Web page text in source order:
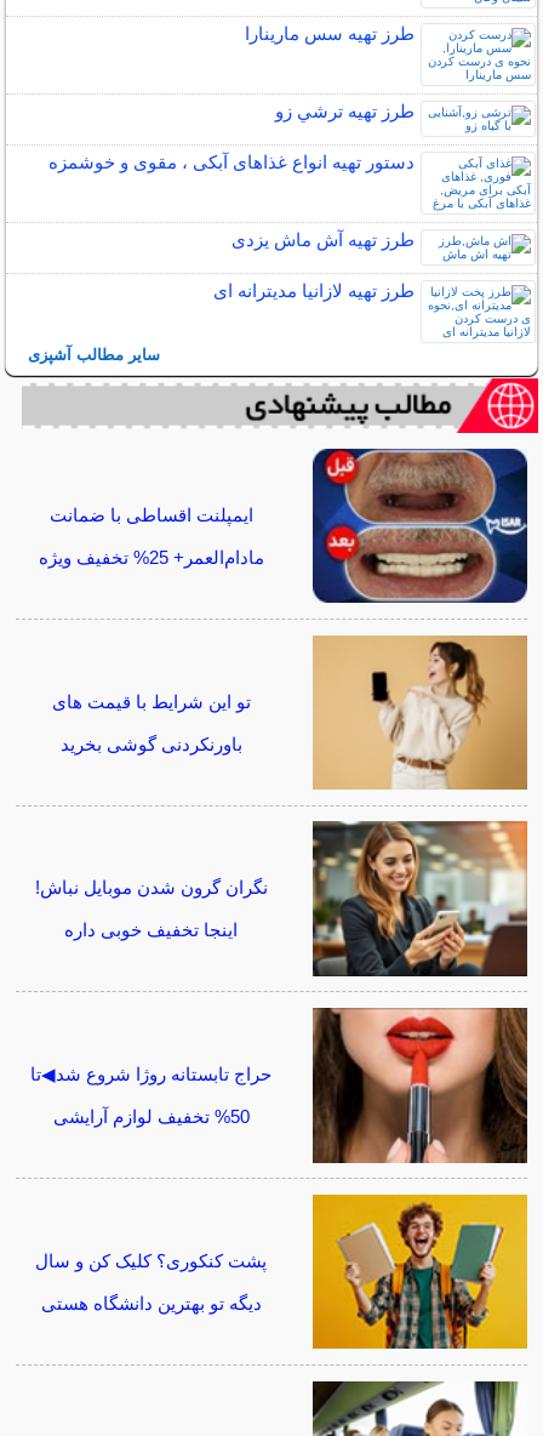
طرز تهیه سس مارینارا
طرز تهیه ترشي زو
دستور تهیه انواع غذاهای آبکی ، مقوی و خوشمزه
طرز تهیه آش ماش یزدی
طرز تهیه لازانیا مدیترانه ای
سایر مطالب آشپزی
ایمپلنت اقساطی با ضمانت
مادام‌العمر+ 25% تخفیف ویژه
تو این شرایط با قیمت های
باورنکردنی گوشی بخرید
نگران گرون شدن موبایل نباش!
اینجا تخفیف خوبی داره
حراج تابستانه روژا شروع شد◀تا
50% تخفیف لوازم آرایشی
پشت کنکوری؟ کلیک کن و سال
دیگه تو بهترین دانشگاه هستی